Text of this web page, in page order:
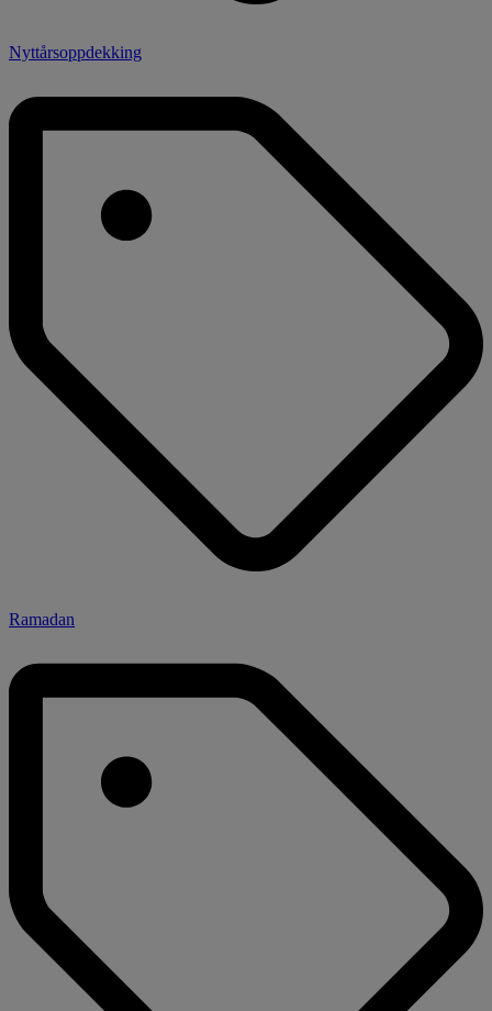
Nyttårsoppdekking
Ramadan